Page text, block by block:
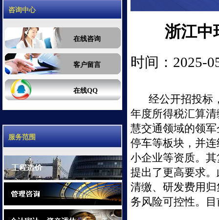
咨询中心
在线咨询
客户留言
在线QQ
服务范围
浙江中
时间：2025-
经公开招投标
年度所得税汇算
慧交通领域的领
停车等板块，并
小企业等资质。
提出了更高要求
清缴、研发费用
务风险可控性。